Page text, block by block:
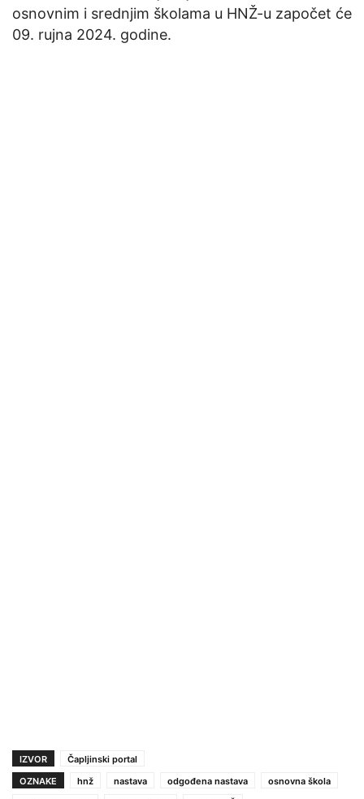
osnovnim i srednjim školama u HNŽ-u započet će
09. rujna 2024. godine.
IZVOR
Čapljinski portal
OZNAKE
hnž nastava odgođena nastava
osnovna škola